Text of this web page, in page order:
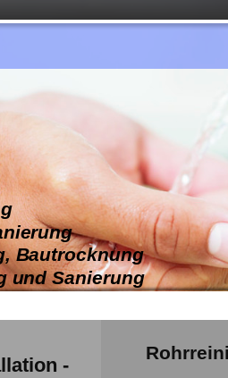
Bautrocknung
und Sanierung
-